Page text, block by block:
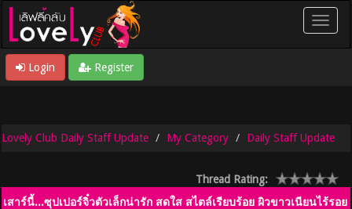
Login Register
Lovely Club Daily Staff Update My Category Daily Staff Update
Thread Rating:
เสาร์นี้...ซุปเปอร์จิ๋วตัวเล็กน่ารัก สดใส สไตล์เรียบร้อย ผิวขาวเนียนไร้รอย